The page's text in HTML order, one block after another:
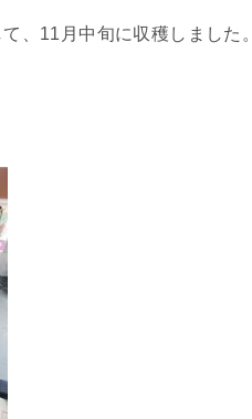
、11月中旬に収穫しました。